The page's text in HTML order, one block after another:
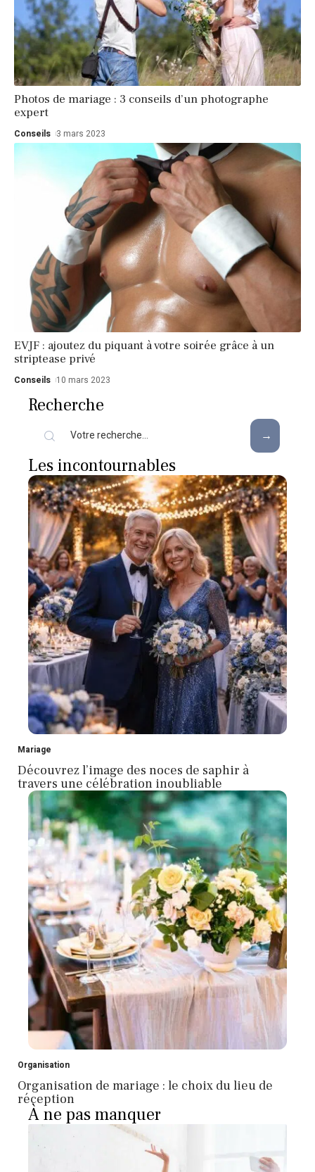
Photos de mariage : 3 conseils d’un photographe
expert
Conseils 3 mars 2023
EVJF : ajoutez du piquant à votre soirée grâce à un
striptease privé
Conseils 10 mars 2023
Recherche
Les incontournables
Mariage
Découvrez l’image des noces de saphir à
travers une célébration inoubliable
Organisation
Organisation de mariage : le choix du lieu de
réception
À ne pas manquer